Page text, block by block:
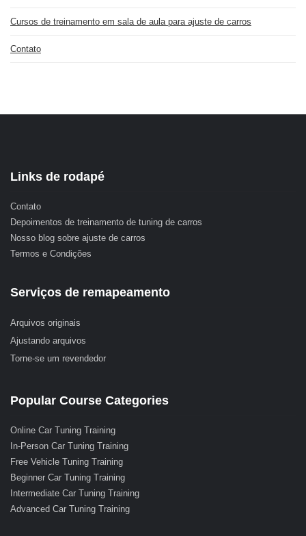
Cursos de treinamento em sala de aula para ajuste de carros
Contato
Links de rodapé
Contato
Depoimentos de treinamento de tuning de carros
Nosso blog sobre ajuste de carros
Termos e Condições
Serviços de remapeamento
Arquivos originais
Ajustando arquivos
Torne-se um revendedor
Popular Course Categories
Online Car Tuning Training
In-Person Car Tuning Training
Free Vehicle Tuning Training
Beginner Car Tuning Training
Intermediate Car Tuning Training
Advanced Car Tuning Training